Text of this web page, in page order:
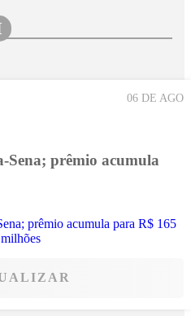
06 DE AGO
Sena; prêmio acumula